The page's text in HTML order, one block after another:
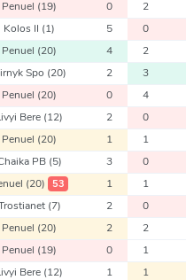
Penuel (19) 0 2
Kolos II (1) 5 0
Penuel (20) 4 2
Spo (20) 2 3
Penuel (20) 0 4
Bere (12) 2 0
Penuel (20) 1 1
PB (5) 3 0
(20) 53 1 1
(7) 2 0
Penuel (20) 2 2
Penuel (19) 0 1
Bere (12) 1 1